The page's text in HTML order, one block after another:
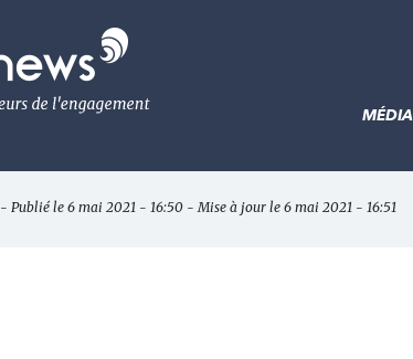
MÉDIA
- Publié le 6 mai 2021 - 16:50 - Mise à jour le 6 mai 2021 - 16:51